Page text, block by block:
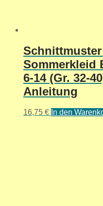
Sommerkleid
6-14 (Gr. 32-
Anleitung
16,75 € In den